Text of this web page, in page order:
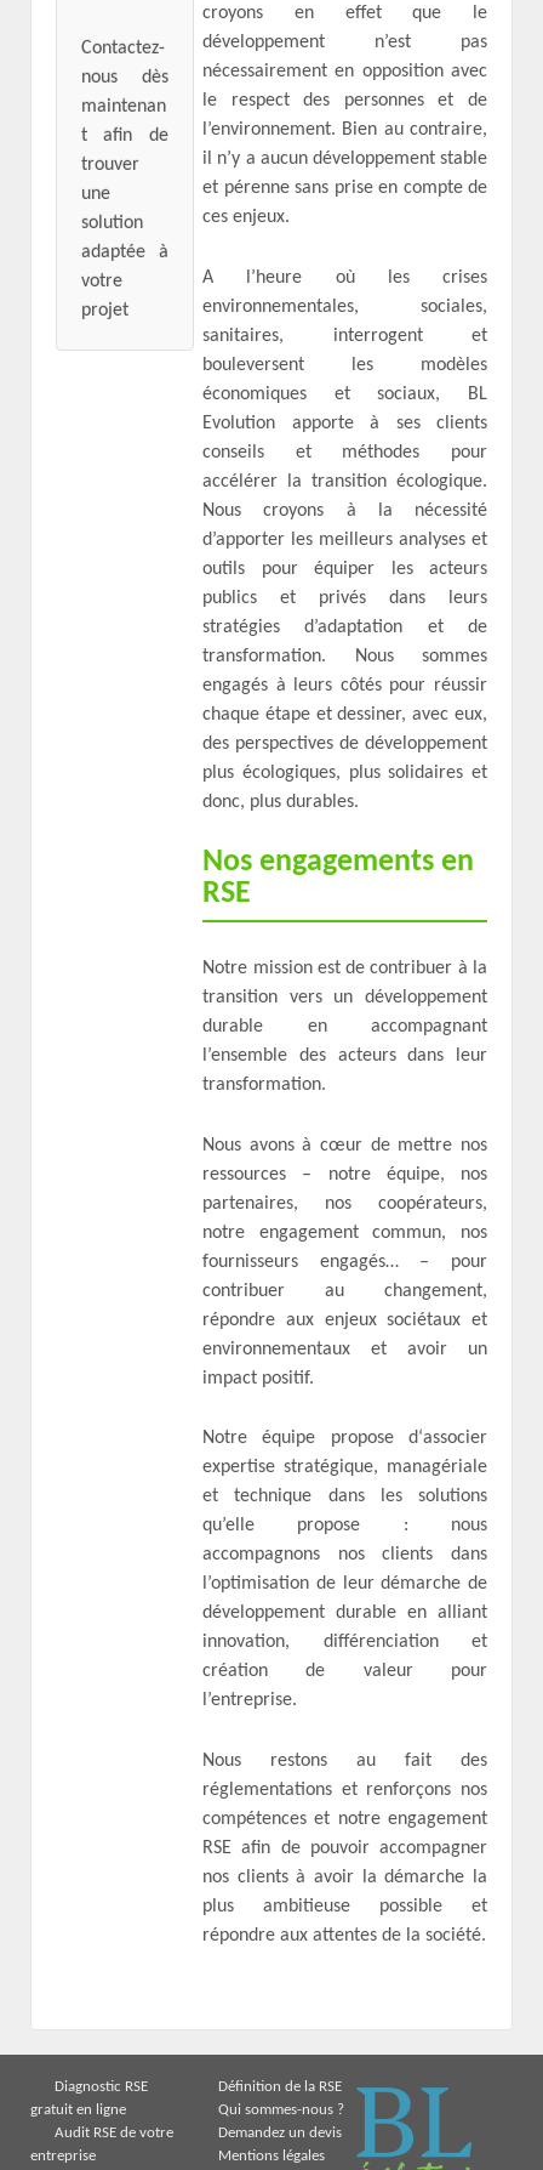
croyons en effet que le
développement n’est pas
nécessairement en opposition avec
le respect des personnes et de
l’environnement. Bien au contraire,
il n’y a aucun développement stable
et pérenne sans prise en compte de
ces enjeux.
A l’heure où les crises
environnementales, sociales,
sanitaires, interrogent et
bouleversent les modèles
économiques et sociaux, BL
Evolution apporte à ses clients
conseils et méthodes pour
accélérer la transition écologique.
Nous croyons à la nécessité
d’apporter les meilleurs analyses et
outils pour équiper les acteurs
publics et privés dans leurs
stratégies d’adaptation et de
transformation. Nous sommes
engagés à leurs côtés pour réussir
chaque étape et dessiner, avec eux,
des perspectives de développement
plus écologiques, plus solidaires et
donc, plus durables.
Nos engagements en
RSE
Notre mission est de contribuer à la
transition vers un développement
durable en accompagnant
l’ensemble des acteurs dans leur
transformation.
Nous avons à cœur de mettre nos
ressources – notre équipe, nos
partenaires, nos coopérateurs,
notre engagement commun, nos
fournisseurs engagés… – pour
contribuer au changement,
répondre aux enjeux sociétaux et
environnementaux et avoir un
impact positif.
Notre équipe propose d‘associer
expertise stratégique, managériale
et technique dans les solutions
qu’elle propose : nous
accompagnons nos clients dans
l’optimisation de leur démarche de
développement durable en alliant
innovation, différenciation et
création de valeur pour
l’entreprise.
Nous restons au fait des
réglementations et renforçons nos
compétences et notre engagement
RSE afin de pouvoir accompagner
nos clients à avoir la démarche la
plus ambitieuse possible et
répondre aux attentes de la société.
Contactez-
nous dès
maintenan
t afin de
trouver
une
solution
adaptée à
votre
projet
Diagnostic RSE
gratuit en ligne
Audit RSE de votre
entreprise
Définition de la RSE
Qui sommes-nous ?
Demandez un devis
Mentions légales